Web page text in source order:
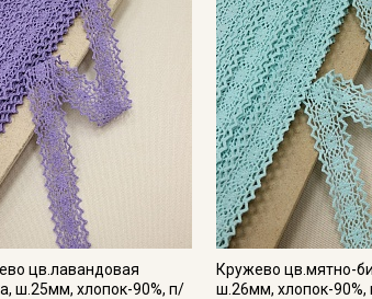
цв.лавандовая
ш.25мм, хлопок-90%, п/
Кружево цв.мятно-
ш.26мм, хлопок-90%,